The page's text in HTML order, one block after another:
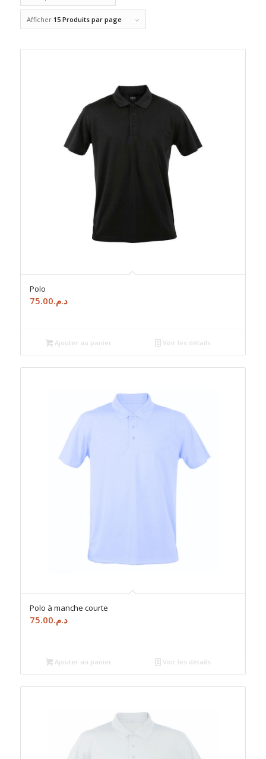
Afficher 15 Produits par page
Polo
د.م.75.00
Ajouter au panier Voir les détails
Polo à manche courte
د.م.75.00
Ajouter au panier Voir les détails